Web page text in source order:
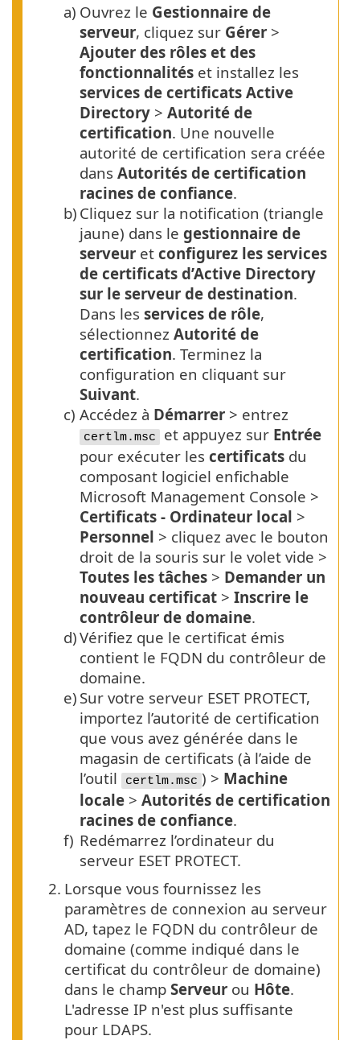
a) Ouvrez le Gestionnaire de
serveur, cliquez sur Gérer >
Ajouter des rôles et des
fonctionnalités et installez les
services de certificats Active
Directory > Autorité de
certification. Une nouvelle
autorité de certification sera créée
dans Autorités de certification
racines de confiance.
b) Cliquez sur la notification (triangle
jaune) dans le gestionnaire de
serveur et configurez les services
de certificats d’Active Directory
sur le serveur de destination.
Dans les services de rôle,
sélectionnez Autorité de
certification. Terminez la
configuration en cliquant sur
Suivant.
c) Accédez à Démarrer > entrez
certlm.msc et appuyez sur Entrée
pour exécuter les certificats du
composant logiciel enfichable
Microsoft Management Console >
Certificats - Ordinateur local >
Personnel > cliquez avec le bouton
droit de la souris sur le volet vide >
Toutes les tâches > Demander un
nouveau certificat > Inscrire le
contrôleur de domaine.
d)Vérifiez que le certificat émis
contient le FQDN du contrôleur de
domaine.
e) Sur votre serveur ESET PROTECT,
importez l’autorité de certification
que vous avez générée dans le
magasin de certificats (à l’aide de
l’outil
certlm.msc ) > Machine
locale > Autorités de certification
racines de confiance.
f) Redémarrez l’ordinateur du
serveur ESET PROTECT.
2. Lorsque vous fournissez les
paramètres de connexion au serveur
AD, tapez le FQDN du contrôleur de
domaine (comme indiqué dans le
certificat du contrôleur de domaine)
dans le champ Serveur ou Hôte.
L'adresse IP n'est plus suffisante
pour LDAPS.